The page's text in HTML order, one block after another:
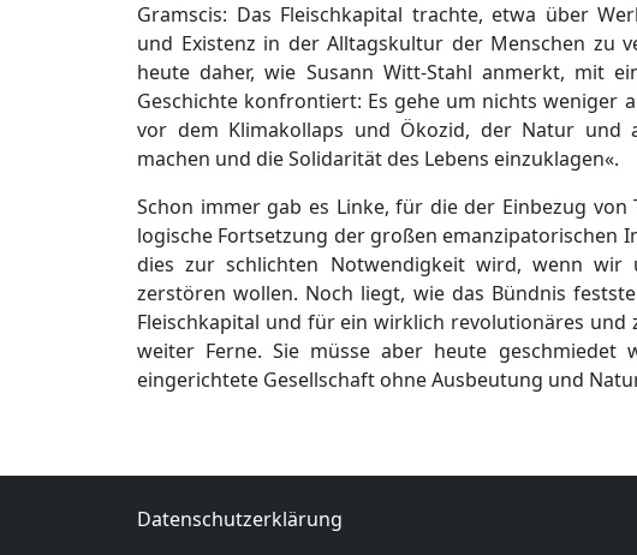
Gramscis: Das Fleischkapital trachte, etwa über
und Existenz in der Alltagskultur der Menschen zu
heute daher, wie Susann Witt-Stahl anmerkt, mit
Geschichte konfrontiert: Es gehe um nichts weniger
vor dem Klimakollaps und Ökozid, der Natur und
machen und die Solidarität des Lebens einzuklagen«.
Schon immer gab es Linke, für die der Einbezug
logische Fortsetzung der großen emanzipatorischen
dies zur schlichten Notwendigkeit wird, wenn wir
zerstören wollen. Noch liegt, wie das Bündnis
Fleischkapital und für ein wirklich revolutionäres und
weiter Ferne. Sie müsse aber heute
eingerichtete Gesellschaft ohne Ausbeutung und
Datenschutzerklärung